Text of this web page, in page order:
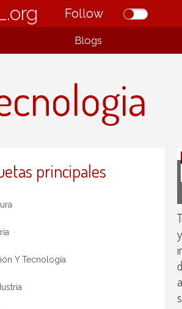
Follow
Blogs
principales
Y Tecnología